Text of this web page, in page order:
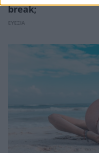
break;
ΕΥΕΞΙΑ